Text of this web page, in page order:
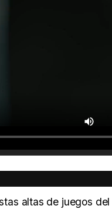
altas de juegos del